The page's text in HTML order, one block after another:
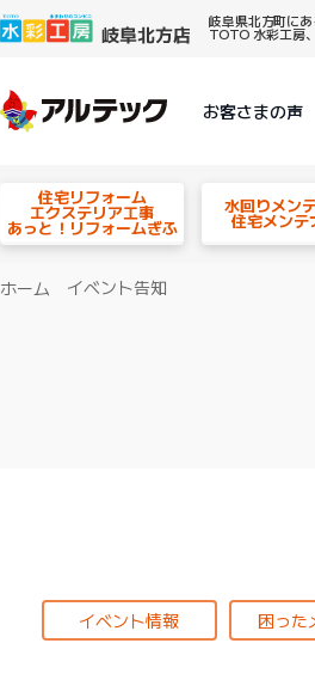
岐阜県北方町に
TOTO 水彩工房
お客さまの声
住宅リフォーム
エクステリア工事
あっと！リフォームぎふ
水回りメン
住宅メンテ
ホーム イベント告知
イベント情報 困った